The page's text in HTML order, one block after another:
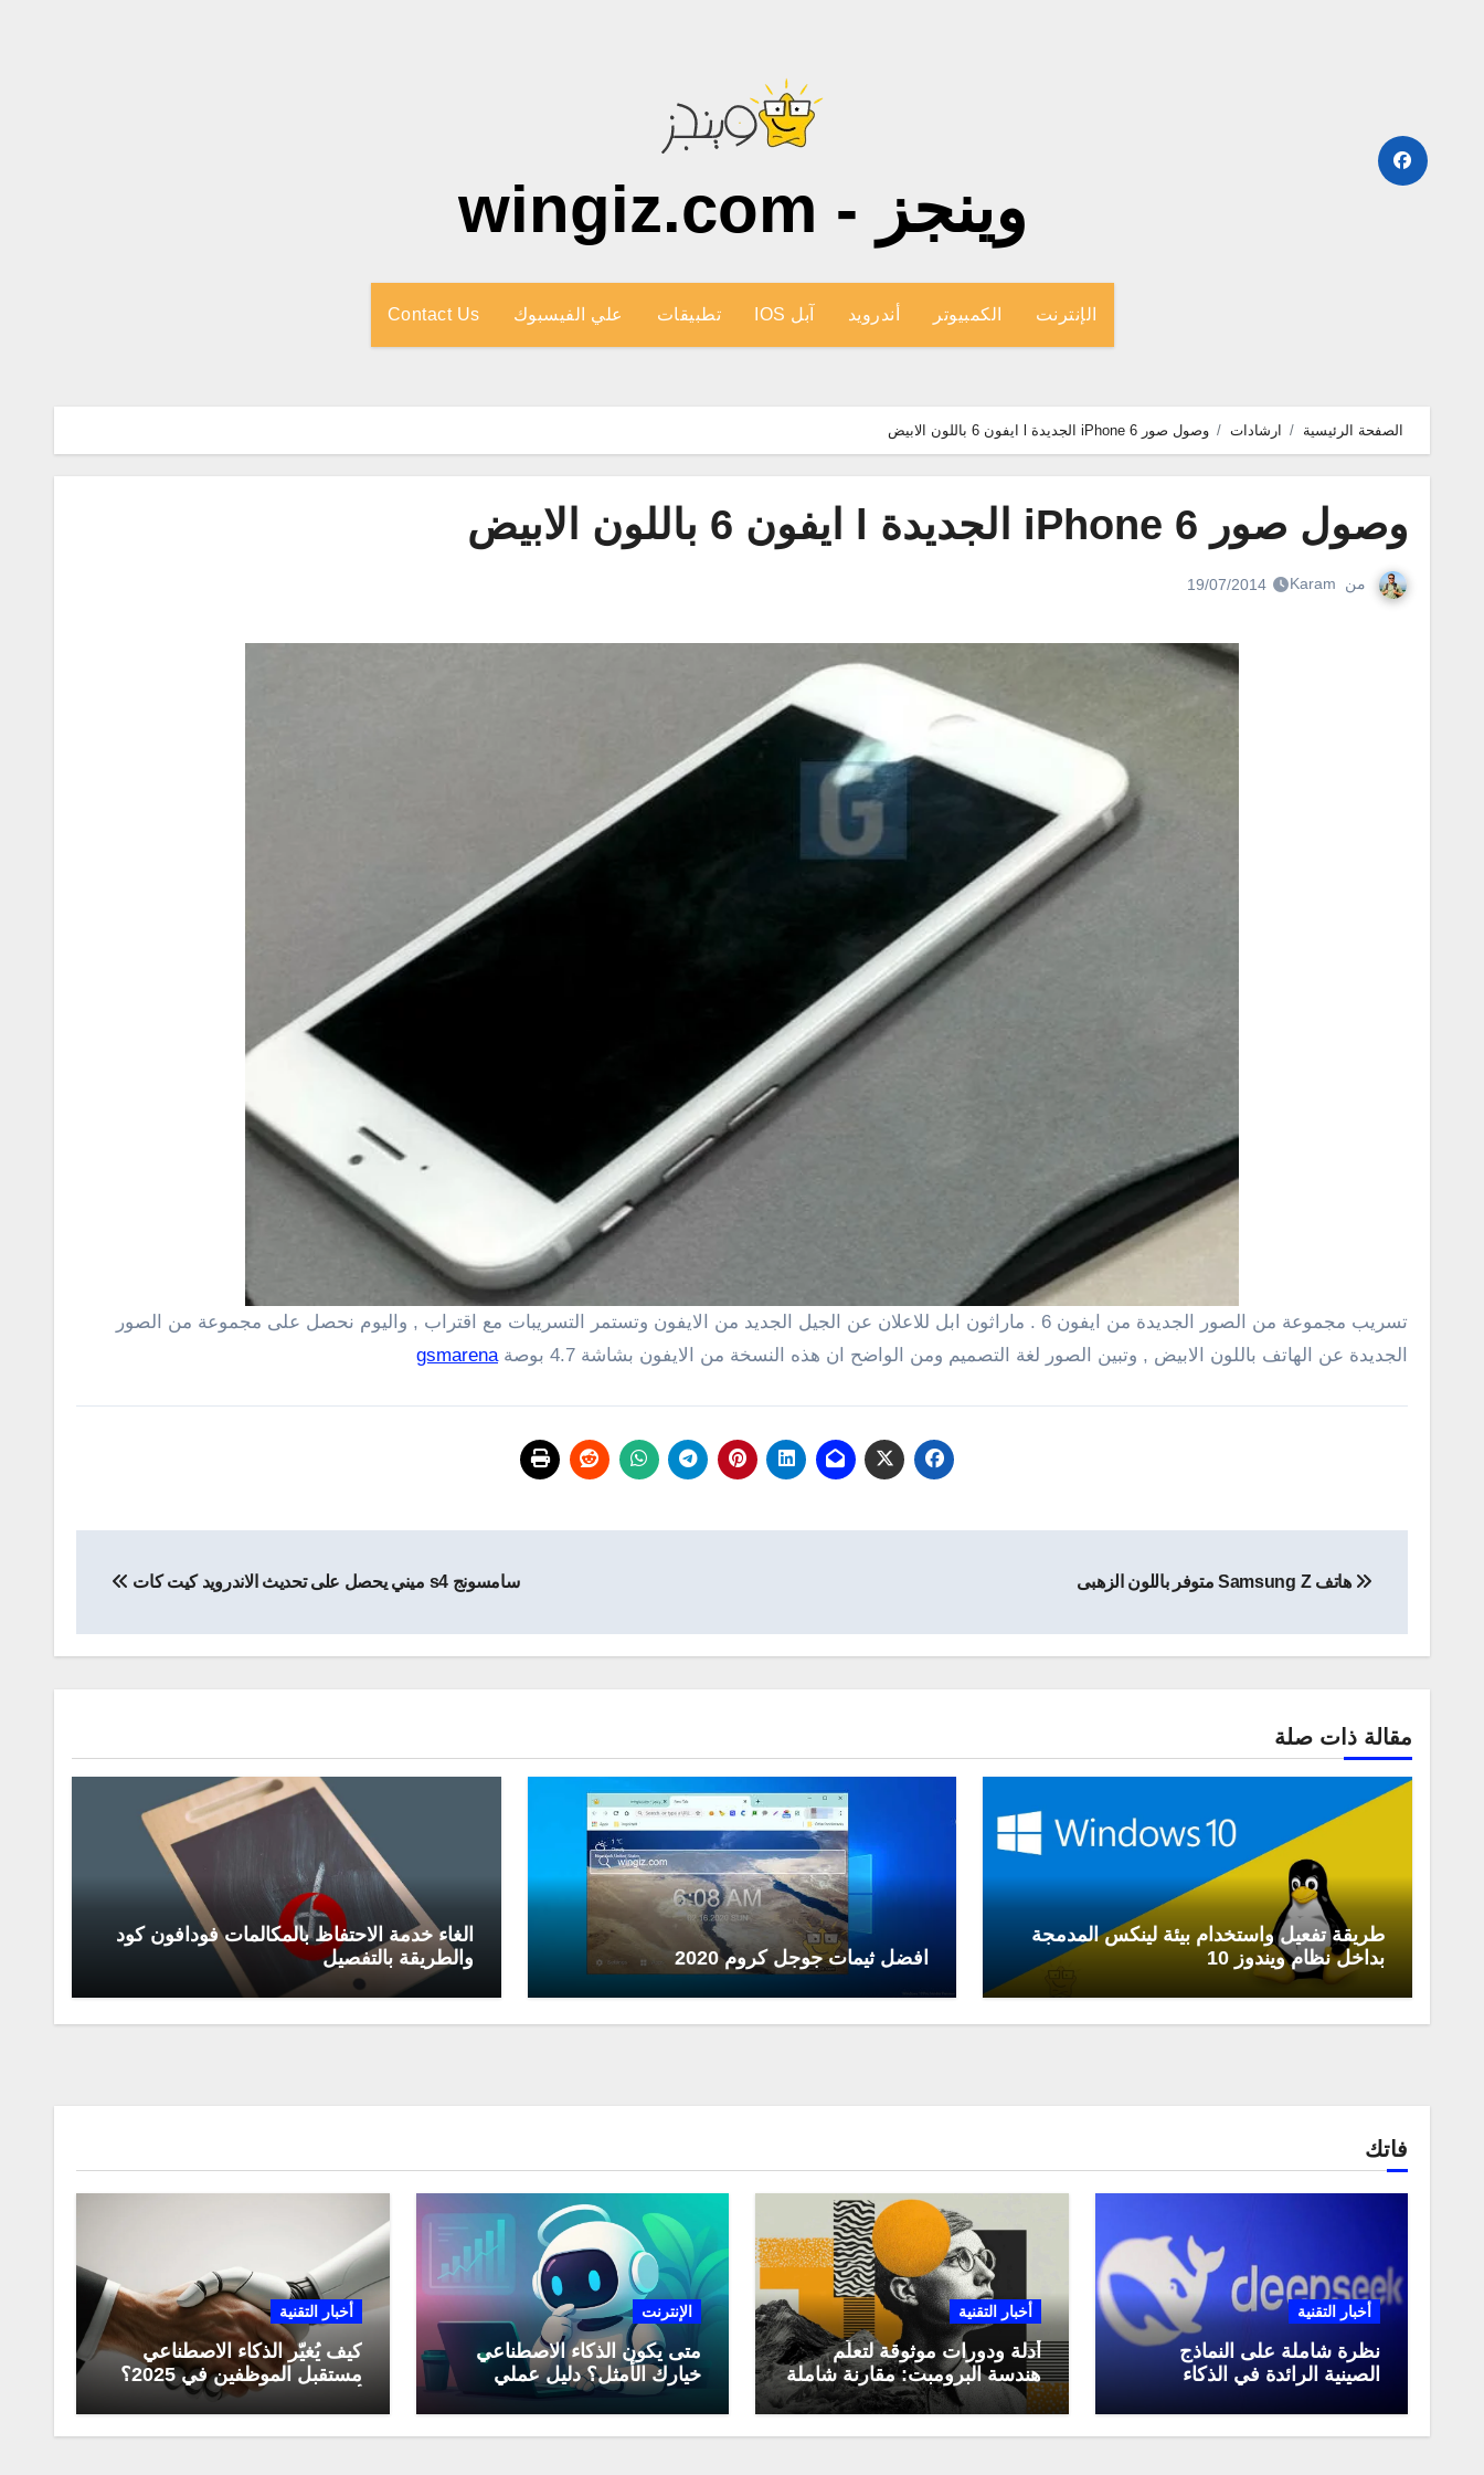
وينجز - wingiz.com
الإنترنت الكمبيوتر أندرويد آبل IOS تطبيقات علي الفيسبوك Contact Us
الصفحة الرئيسية ارشادات وصول صور iPhone 6 الجديدة l ايفون 6 باللون الابيض
وصول صور iPhone 6 الجديدة l ايفون 6 باللون الابيض
من Karam
19/07/2014
تسريب مجموعة من الصور الجديدة من ايفون 6 . ماراثون ابل للاعلان عن الجيل الجديد من الايفون وتستمر التسريبات مع اقتراب , واليوم نحصل على مجموعة من الصور
الجديدة عن الهاتف باللون الابيض , وتبين الصور لغة التصميم ومن الواضح ان هذه النسخة من الايفون بشاشة 4.7 بوصة gsmarena
المقالات
هاتف Samsung Z متوفر باللون الزهبى سامسونج s4 ميني يحصل على تحديث الاندرويد كيت كات
مقالة ذات صلة
طريقة تفعيل واستخدام بيئة لينكس المدمجة
بداخل نظام ويندوز 10
افضل ثيمات جوجل كروم 2020
الغاء خدمة الاحتفاظ بالمكالمات فودافون كود
والطريقة بالتفصيل
فاتك
أخبار التقنية
نظرة شاملة على النماذج
الصينية الرائدة في الذكاء
وكيف تستفيد منها في عام
2025
أخبار التقنية
أدلة ودورات موثوقة لتعلّم
هندسة البرومبت: مقارنة شاملة
لعام 2025
الإنترنت
متى يكون الذكاء الاصطناعي
خيارك الأمثل؟ دليل عملي
لاستخدامه في العمل اليومي
أخبار التقنية
كيف يُغيّر الذكاء الاصطناعي
مستقبل الموظفين في 2025؟
أبرز التحولات المهنية